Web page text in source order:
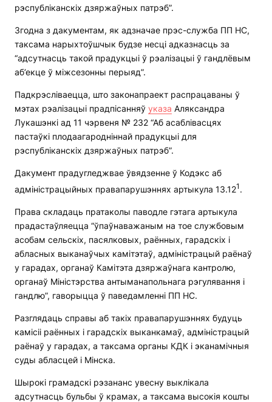
рэспубліканскіх дзяржаўных патрэб”.
Згодна з дакументам, як адзначае прэс-служба ПП НС,
таксама нарыхтоўшчык будзе несці адказнасць за
“адсутнасць такой прадукцыі ў рэалізацыі ў гандлёвым
аб’екце ў міжсезонны перыяд”.
Падкрэсліваецца, што законапраект распрацаваны ў
мэтах рэалізацыі прадпісанняў указа Аляксандра
Лукашэнкі ад 11 чэрвеня № 232 “Аб асаблівасцях
пастаўкі плодаагародніннай прадукцыі для
рэспубліканскіх дзяржаўных патрэб”.
Дакумент прадугледжвае ўвядзенне ў Кодэкс аб
адміністрацыйных правапарушэннях артыкула 13.121 .
Права складаць пратаколы паводле гэтага артыкула
прадастаўляецца “ўпаўнаважаным на тое службовым
асобам сельскіх, пасялковых, раённых, гарадскіх і
абласных выканаўчых камітэтаў, адміністрацый раёнаў
у гарадах, органаў Камітэта дзяржаўнага кантролю,
органаў Міністэрства антыманапольнага рэгулявання і
гандлю”, гаворыцца ў паведамленні ПП НС.
Разглядаць справы аб такіх правапарушэннях будуць
камісіі раённых і гарадскіх выканкамаў, адміністрацый
раёнаў у гарадах, а таксама органы КДК і эканамічныя
суды абласцей і Мінска.
Шырокі грамадскі рэзананс увесну выклікала
адсутнасць бульбы ў крамах, а таксама высокія кошты